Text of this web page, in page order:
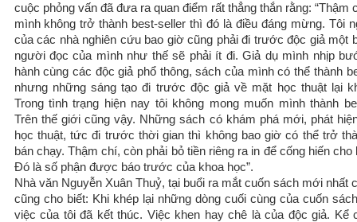
cuộc phỏng vấn đã đưa ra quan điểm rất thẳng thắn rằng: “Thậm
mình không trở thành best-seller thì đó là điều đáng mừng. Tôi
của các nhà nghiên cứu bao giờ cũng phải đi trước độc giả một
người đọc của mình như thế sẽ phải ít đi. Giả dụ mình nhịp
hành cùng các độc giả phổ thông, sách của mình có thể thành
nhưng những sáng tạo đi trước độc giả về mặt học thuật lại
Trong tình trạng hiện nay tôi không mong muốn mình thành
Trên thế giới cũng vậy. Những sách có khám phá mới, phát
học thuật, tức đi trước thời gian thì không bao giờ có thể trở
bán chạy. Thậm chí, còn phải bỏ tiền riêng ra in để cống hiến cho
Đó là số phận được báo trước của khoa học”.
Nhà văn Nguyễn Xuân Thuỷ, tại buổi ra mắt cuốn sách mới nhất
cũng cho biết: Khi khép lại những dòng cuối cùng của cuốn
việc của tôi đã kết thúc. Việc khen hay chê là của độc giả. Kể